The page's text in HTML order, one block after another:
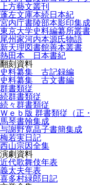
上方藝文叢刊
蓬左文庫本続日本紀
宮内庁書陵部本影印集成
東京大学史料編纂所叢書
尾州家河内本源氏物語
新天理図書館善本叢書
熱田本 日本書紀
翻刻資料
史料纂集 古記録編
史料纂集 古文書編
群書類従
続群書類従
続々群書類従
Ｗｅｂ版 群書類従（正
馬琴書翰集成
与謝野寛晶子書簡集成
梅若実日記
西山宗因全集
演劇資料
近代歌舞伎年表
義太夫年表
喜多村緑郎日記